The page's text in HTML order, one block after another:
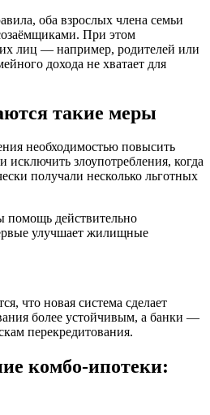
оба взрослых члена семьи
При этом
лиц — например, родителей или
дохода не хватает для
такие меры
необходимостью повысить
исключить злоупотребления, когда
получали несколько льготных
действительно
улучшает жилищные
что новая система сделает
более устойчивым, а банки —
перекредитования.
комбо-ипотеки: